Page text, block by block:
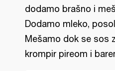
dodamo brašno i
Dodamo mleko,
Mešamo dok se sos
krompir pireom i